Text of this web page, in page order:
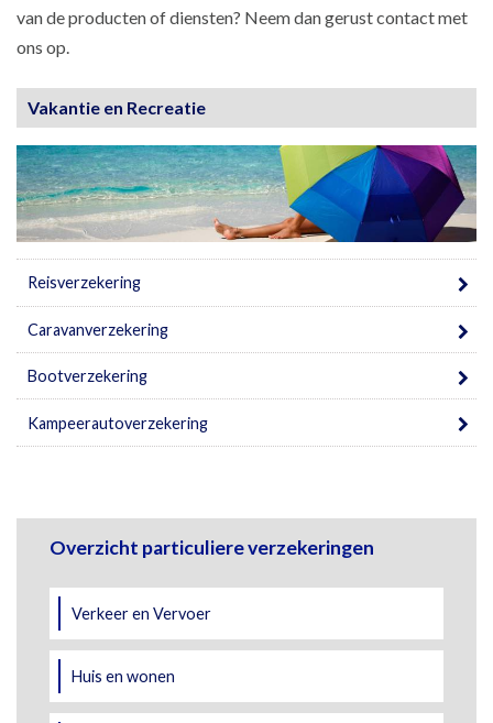
van de producten of diensten? Neem dan gerust contact met
ons op.
Vakantie en Recreatie
Reisverzekering
Caravanverzekering
Bootverzekering
Kampeerautoverzekering
Overzicht particuliere verzekeringen
Verkeer en Vervoer
Huis en wonen